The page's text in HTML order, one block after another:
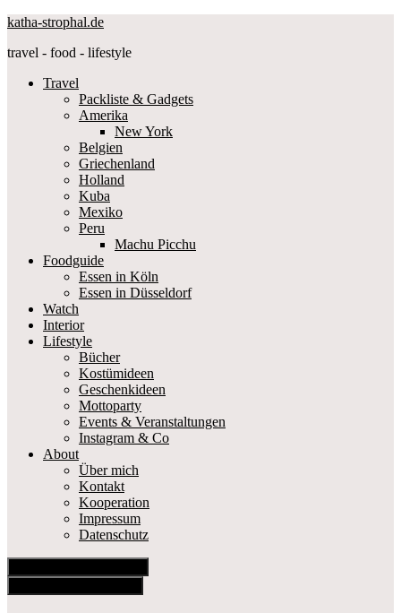
katha-strophal.de
travel - food - lifestyle
Travel
Packliste & Gadgets
Amerika
New York
Belgien
Griechenland
Holland
Kuba
Mexiko
Peru
Machu Picchu
Foodguide
Essen in Köln
Essen in Düsseldorf
Watch
Interior
Lifestyle
Bücher
Kostümideen
Geschenkideen
Mottoparty
Events & Veranstaltungen
Instagram & Co
About
Über mich
Kontakt
Kooperation
Impressum
Datenschutz